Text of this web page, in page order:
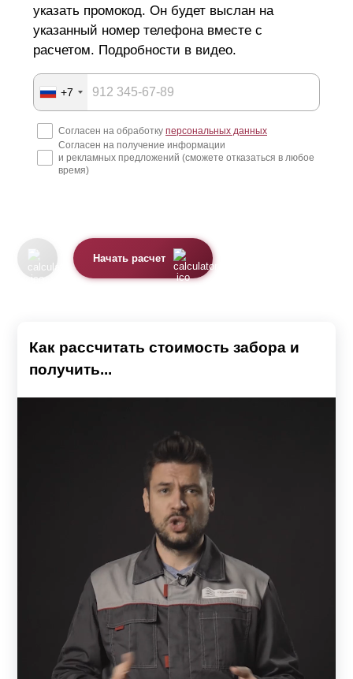
указать промокод. Он будет выслан на
указанный номер телефона вместе с
расчетом. Подробности в видео.
+7
Согласен на обработку персональных данных
Согласен на получение информации
и рекламных предложений (сможете отказаться в любое
время)
Начать расчет
Как рассчитать стоимость забора и
получить...